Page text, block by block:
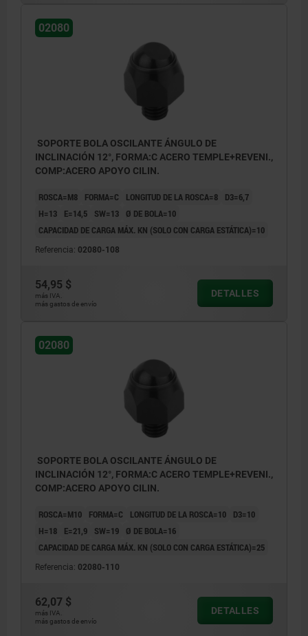
Forma F: con rosca exterior, bola aplanada,
02080
SOPORTE BOLA OSCILANTE ÁNGULO DE
INCLINACIÓN 12°, FORMA:C ACERO TEMPLE+REVENI.,
COMP:ACERO APOYO CILIN.
ROSCA=M8 FORMA=C LONGITUD DE LA ROSCA=8
D3=6,7
H=13
E=14,5 SW=13
Ø DE BOLA=10
CAPACIDAD DE CARGA MÁX. KN (SOLO CON CARGA ESTÁTICA)=10
Referencia: 02080-108
54,95 $
más IVA.
más gastos de envío
DETALLES
02080
SOPORTE BOLA OSCILANTE ÁNGULO DE
INCLINACIÓN 12°, FORMA:C ACERO TEMPLE+REVENI.,
COMP:ACERO APOYO CILIN.
ROSCA=M10 FORMA=C LONGITUD DE LA ROSCA=10
D3=10
H=18
E=21,9 SW=19
Ø DE BOLA=16
CAPACIDAD DE CARGA MÁX. KN (SOLO CON CARGA ESTÁTICA)=25
Referencia: 02080-110
62,07 $
más IVA.
más gastos de envío
DETALLES